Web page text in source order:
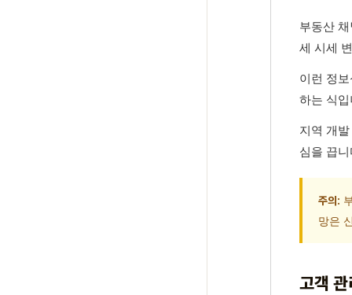
부동산
세 시세
이런 정
하는 식
지역 개
심을 끕
주의:
망은
고객